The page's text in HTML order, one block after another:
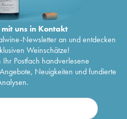
uns in Kontakt
Newsletter an und entdecken
Weinschätze!
Ihr Postfach handverlesene
Neuigkeiten und fundierte